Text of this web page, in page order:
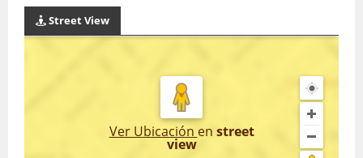
Street View
Ver Ubicación en street
view